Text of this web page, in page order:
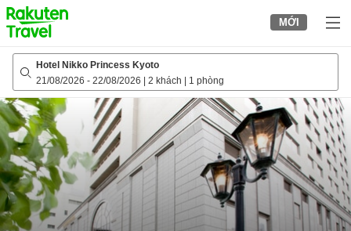
to
top
page
MỚI
Hotel Nikko Princess Kyoto
21/08/2026 - 22/08/2026 2 khách 1 phòng